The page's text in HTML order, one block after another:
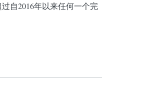
自2016年以来任何一个完